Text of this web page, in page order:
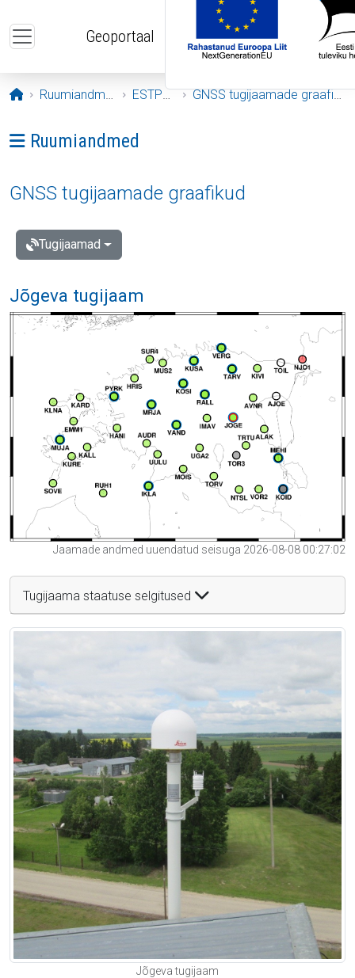
Geoportaal
Avaleht
Ruumiandmed ESTPOS GNSS tugijaamade graafikud
Ava menüü: Ruumiandmed
Ruumiandmed
GNSS tugijaamade graafikud
Tugijaamad
Jõgeva tugijaam
Jaamade andmed uuendatud seisuga 2026-08-08 00:27:02
Tugijaama staatuse selgitused
Jõgeva tugijaam